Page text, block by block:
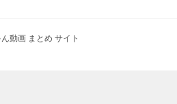
動画 まとめ サイト